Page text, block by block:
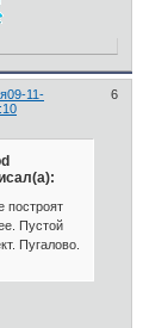
6
09-11-
построят
Пустой
Пугалово.